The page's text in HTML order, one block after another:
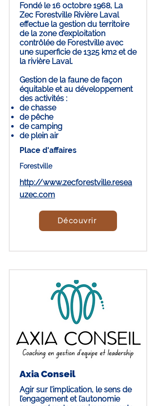
Fondé le 16 octobre 1968, La
Zec Forestville Rivière Laval
effectue la gestion du territoire
de la zone d’exploitation
contrôlée de Forestville avec
une superficie de 1325 km2 et de
la rivière Laval.
Gestion de la faune de façon
équitable et au développement
des activités :
de chasse
de pêche
de camping
de plein air
Place d'affaires
Forestville
http://www.zecforestville.resea
uzec.com
Découvrir
Axia Conseil
Agir sur l’implication, le sens de
l’engagement et l’autonomie